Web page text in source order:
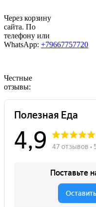
Через корзину
сайта. По
телефону или
WhatsApp: +79667757720
Честные
отзывы: